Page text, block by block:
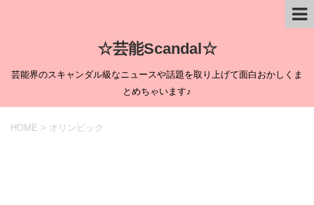
☆芸能Scandal☆
芸能界のスキャンダル級なニュースや話題を取り上げて面白おかしくま
とめちゃいます♪
HOME > オリンピック